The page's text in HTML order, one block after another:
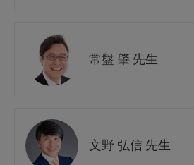
常盤 肇 先生
文野 弘信 先生